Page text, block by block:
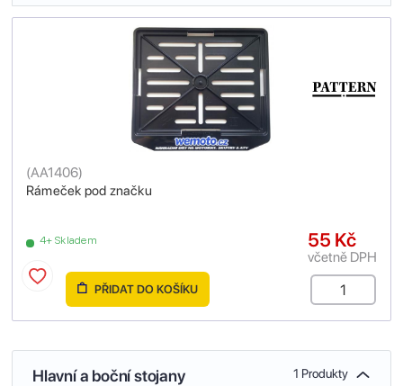
Rámeček pod značku
(AA1406)
4+ Skladem 55 Kč
včetně DPH
PŘIDAT DO KOŠÍKU
Hlavní a boční stojany 1 Produkty